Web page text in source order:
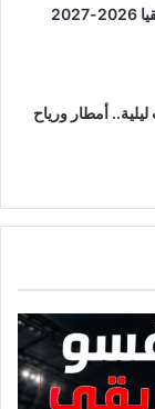
موعد قرعة دوري أبطال أفريقيا 2026-2027
أمطار ورياح